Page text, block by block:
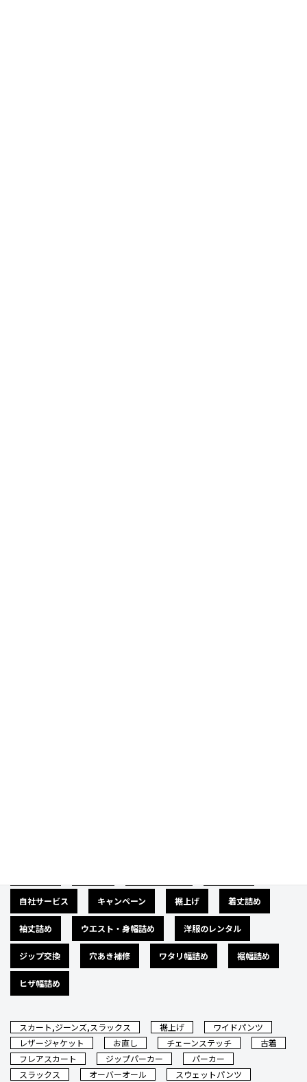
自社サービス キャンペーン 裾上げ 着丈詰め
袖丈詰め ウエスト・身幅詰め 洋服のレンタル
ジップ交換 穴あき補修 ワタリ幅詰め 裾幅詰め
ヒザ幅詰め
スカート,ジーンズ,スラックス 裾上げ
ワイドパンツ
レザージャケット
お直し チェーンステッチ
古着
フレアスカート
ジップパーカー
パーカー
スラックス
オーバーオール
スウェットパンツ